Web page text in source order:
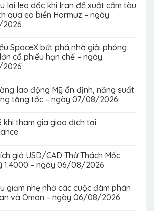
lại leo dốc khi Iran đề xuất cấm tàu
qua eo biển Hormuz – ngày
SpaceX bứt phá nhờ giải phóng
cổ phiếu hạn chế – ngày
lao động Mỹ ổn định, năng suất
tăng tốc – ngày 07/08/2026
khi tham gia giao dịch tại
giá USD/CAD Thử Thách Mốc
1.4000 – ngày 06/08/2026
giảm nhẹ nhờ các cuộc đàm phán
và Oman – ngày 06/08/2026